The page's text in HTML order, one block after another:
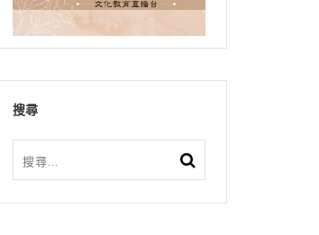
搜尋